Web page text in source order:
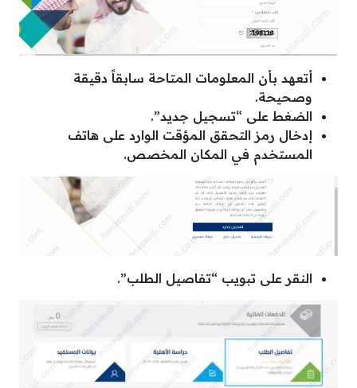
أتعهد بأن المعلومات المتاحة سابقاً دقيقة
وصحيحة.
الضغط على “تسجيل جديد”.
إدخال رمز التحقق المؤقت الوارد على هاتف
المستخدم في المكان المخصص.
النقر على تبويب “تفاصيل الطلب”.